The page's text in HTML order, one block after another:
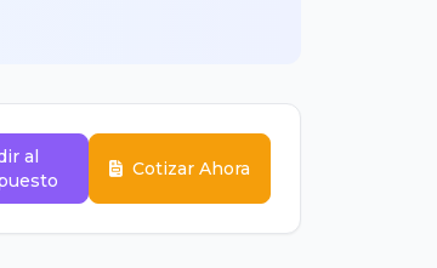
al
Cotizar Ahora